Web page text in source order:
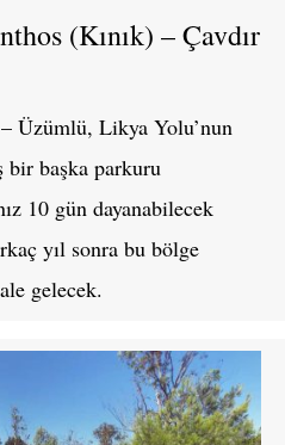
(Kınık) – Çavdır
Üzümlü, Likya Yolu’nun
bir başka parkuru
10 gün dayanabilecek
yıl sonra bu bölge
gelecek.